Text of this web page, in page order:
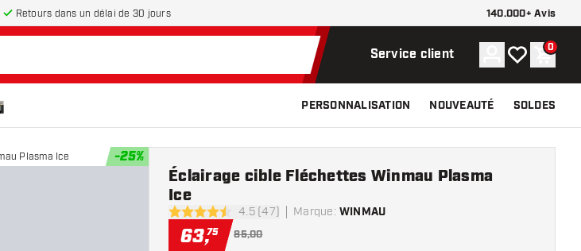
Retours dans un délai de 30 jours 140.000+ Avis
Service client Compte
Ma liste de
Panier
0
PERSONNALISATION NOUVEAUTÉ SOLDES
Plasma Ice -25%
4.5 étoiles de notation
4.5 (47) Marque: WINMAU
Éclairage cible Fléchettes Winmau Plasma
Ice
63,75 85,00